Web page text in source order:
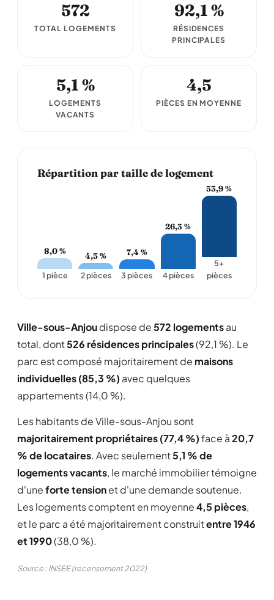
572
TOTAL LOGEMENTS
92,1 %
RÉSIDENCES
PRINCIPALES
5,1 %
LOGEMENTS
VACANTS
4,5
PIÈCES EN MOYENNE
Répartition par taille de logement
8,0 %
1 pièce
4,5 %
2 pièces
7,4 %
3 pièces
26,3 %
4 pièces
53,9 %
5+
pièces
Ville-sous-Anjoudispose de572 logementsau
total, dont526 résidences principales(92,1 %). Le
parc est composé majoritairement de maisons
individuelles (85,3 %) avec quelques
appartements (14,0 %).
Les habitants de Ville-sous-Anjou sont
majoritairement propriétaires (77,4 %)face à20,7
% de locataires. Avec seulement5,1 % de
logements vacants, le marché immobilier témoigne
d'uneforte tensionet d'une demande soutenue.
Les logements comptent en moyenne4,5 pièces,
et le parc a été majoritairement construitentre 1946
et 1990(38,0 %).
Source : INSEE (recensement 2022)